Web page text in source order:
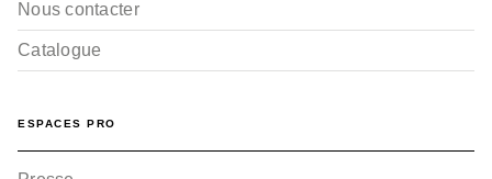
Nous contacter
Catalogue
ESPACES PRO